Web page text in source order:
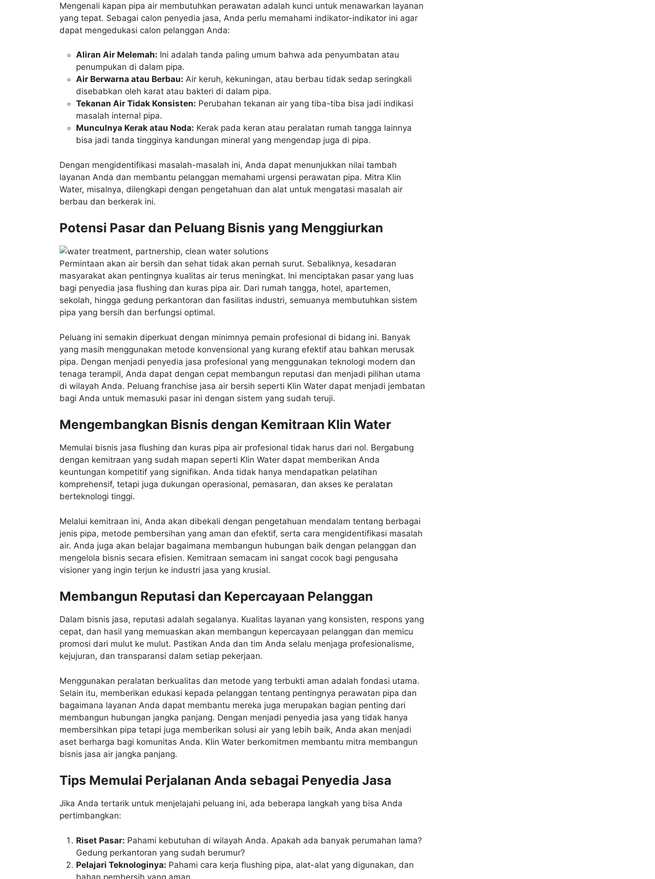
Mengenali kapan pipa air membutuhkan perawatan adalah kunci untuk menawarkan layanan
yang tepat. Sebagai calon penyedia jasa, Anda perlu memahami indikator-indikator ini agar
dapat mengedukasi calon pelanggan Anda:
Aliran Air Melemah: Ini adalah tanda paling umum bahwa ada penyumbatan atau
penumpukan di dalam pipa.
Air Berwarna atau Berbau: Air keruh, kekuningan, atau berbau tidak sedap seringkali
disebabkan oleh karat atau bakteri di dalam pipa.
Tekanan Air Tidak Konsisten: Perubahan tekanan air yang tiba-tiba bisa jadi indikasi
masalah internal pipa.
Munculnya Kerak atau Noda: Kerak pada keran atau peralatan rumah tangga lainnya
bisa jadi tanda tingginya kandungan mineral yang mengendap juga di pipa.
Dengan mengidentifikasi masalah-masalah ini, Anda dapat menunjukkan nilai tambah
layanan Anda dan membantu pelanggan memahami urgensi perawatan pipa. Mitra Klin
Water, misalnya, dilengkapi dengan pengetahuan dan alat untuk mengatasi masalah air
berbau dan berkerak ini.
Potensi Pasar dan Peluang Bisnis yang Menggiurkan
Permintaan akan air bersih dan sehat tidak akan pernah surut. Sebaliknya, kesadaran
masyarakat akan pentingnya kualitas air terus meningkat. Ini menciptakan pasar yang luas
bagi penyedia jasa flushing dan kuras pipa air. Dari rumah tangga, hotel, apartemen,
sekolah, hingga gedung perkantoran dan fasilitas industri, semuanya membutuhkan sistem
pipa yang bersih dan berfungsi optimal.
Peluang ini semakin diperkuat dengan minimnya pemain profesional di bidang ini. Banyak
yang masih menggunakan metode konvensional yang kurang efektif atau bahkan merusak
pipa. Dengan menjadi penyedia jasa profesional yang menggunakan teknologi modern dan
tenaga terampil, Anda dapat dengan cepat membangun reputasi dan menjadi pilihan utama
di wilayah Anda. Peluang franchise jasa air bersih seperti Klin Water dapat menjadi jembatan
bagi Anda untuk memasuki pasar ini dengan sistem yang sudah teruji.
Mengembangkan Bisnis dengan Kemitraan Klin Water
Memulai bisnis jasa flushing dan kuras pipa air profesional tidak harus dari nol. Bergabung
dengan kemitraan yang sudah mapan seperti Klin Water dapat memberikan Anda
keuntungan kompetitif yang signifikan. Anda tidak hanya mendapatkan pelatihan
komprehensif, tetapi juga dukungan operasional, pemasaran, dan akses ke peralatan
berteknologi tinggi.
Melalui kemitraan ini, Anda akan dibekali dengan pengetahuan mendalam tentang berbagai
jenis pipa, metode pembersihan yang aman dan efektif, serta cara mengidentifikasi masalah
air. Anda juga akan belajar bagaimana membangun hubungan baik dengan pelanggan dan
mengelola bisnis secara efisien. Kemitraan semacam ini sangat cocok bagi pengusaha
visioner yang ingin terjun ke industri jasa yang krusial.
Membangun Reputasi dan Kepercayaan Pelanggan
Dalam bisnis jasa, reputasi adalah segalanya. Kualitas layanan yang konsisten, respons yang
cepat, dan hasil yang memuaskan akan membangun kepercayaan pelanggan dan memicu
promosi dari mulut ke mulut. Pastikan Anda dan tim Anda selalu menjaga profesionalisme,
kejujuran, dan transparansi dalam setiap pekerjaan.
Menggunakan peralatan berkualitas dan metode yang terbukti aman adalah fondasi utama.
Selain itu, memberikan edukasi kepada pelanggan tentang pentingnya perawatan pipa dan
bagaimana layanan Anda dapat membantu mereka juga merupakan bagian penting dari
membangun hubungan jangka panjang. Dengan menjadi penyedia jasa yang tidak hanya
membersihkan pipa tetapi juga memberikan solusi air yang lebih baik, Anda akan menjadi
aset berharga bagi komunitas Anda. Klin Water berkomitmen membantu mitra membangun
bisnis jasa air jangka panjang.
Tips Memulai Perjalanan Anda sebagai Penyedia Jasa
Jika Anda tertarik untuk menjelajahi peluang ini, ada beberapa langkah yang bisa Anda
pertimbangkan:
Riset Pasar: Pahami kebutuhan di wilayah Anda. Apakah ada banyak perumahan lama?
Gedung perkantoran yang sudah berumur?
Pelajari Teknologinya: Pahami cara kerja flushing pipa, alat-alat yang digunakan, dan
bahan pembersih yang aman.